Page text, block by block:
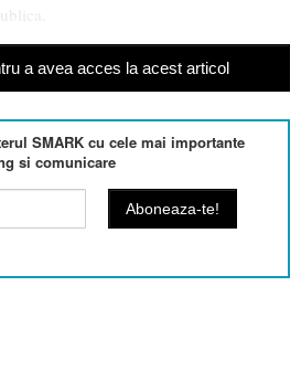
a avea acces la acest articol
SMARK cu cele mai importante
si comunicare